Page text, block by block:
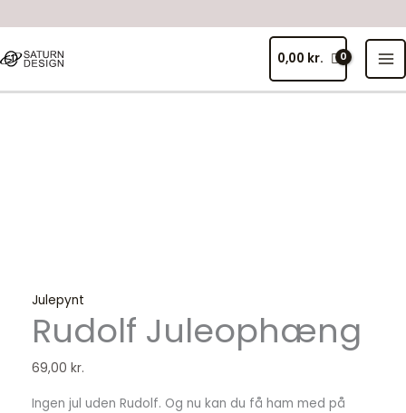
til
indholdet
0,00 kr.
Julepynt
Rudolf Juleophæng
69,00 kr.
Ingen jul uden Rudolf. Og nu kan du få ham med på